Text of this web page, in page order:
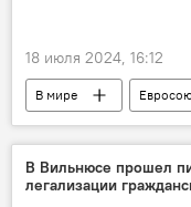
18 июля 2024, 16:12
В мире
Еврокомиссия (ЕК)
Политика
В Вильнюсе прошел
легализации